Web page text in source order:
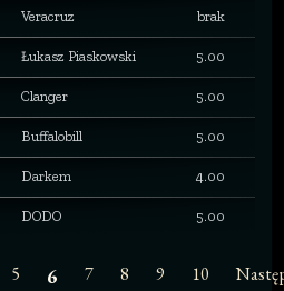
Veracruz brak
Łukasz Piaskowski 5.00
Clanger 5.00
Buffalobill 5.00
Darkem 4.00
DODO 5.00
5 6 7 8 9 10